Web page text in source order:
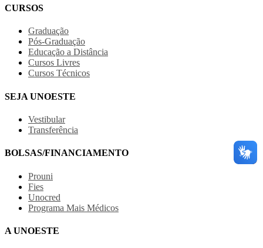
CURSOS
Graduação
Pós-Graduação
Educação a Distância
Cursos Livres
Cursos Técnicos
SEJA UNOESTE
Vestibular
Transferência
BOLSAS/FINANCIAMENTO
Prouni
Fies
Unocred
Programa Mais Médicos
A UNOESTE